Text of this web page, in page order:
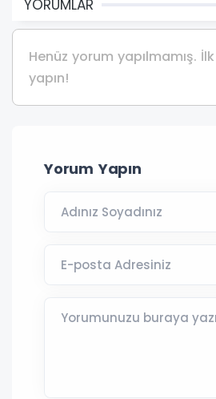
YORUMLAR
Henüz yorum yapılmamış.
yapın!
Yorum Yapın